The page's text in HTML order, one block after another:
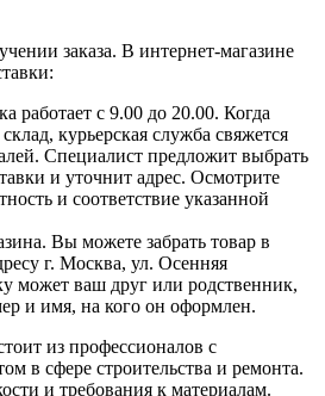
заказа. В интернет-магазине
работает с 9.00 до 20.00. Когда
курьерская служба свяжется
Специалист предложит выбрать
и уточнит адрес. Осмотрите
и соответствие указанной
Вы можете забрать товар в
г. Москва, ул. Осенняя
может ваш друг или родственник,
и имя, на кого он оформлен.
из профессионалов с
в сфере строительства и ремонта.
и требования к материалам.